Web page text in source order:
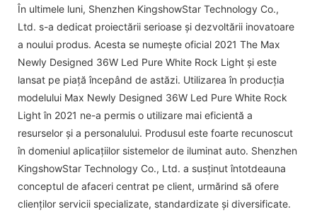
În ultimele luni, Shenzhen KingshowStar Technology Co.,
Ltd. s-a dedicat proiectării serioase și dezvoltării inovatoare
a noului produs. Acesta se numește oficial 2021 The Max
Newly Designed 36W Led Pure White Rock Light și este
lansat pe piață începând de astăzi. Utilizarea în producția
modelului Max Newly Designed 36W Led Pure White Rock
Light în 2021 ne-a permis o utilizare mai eficientă a
resurselor și a personalului. Produsul este foarte recunoscut
în domeniul aplicațiilor sistemelor de iluminat auto. Shenzhen
KingshowStar Technology Co., Ltd. a susținut întotdeauna
conceptul de afaceri centrat pe client, urmărind să ofere
clienților servicii specializate, standardizate și diversificate.